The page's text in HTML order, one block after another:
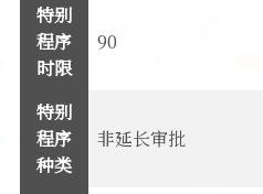
特别
程序
时限
90
特别
程序
种类
非延长审批